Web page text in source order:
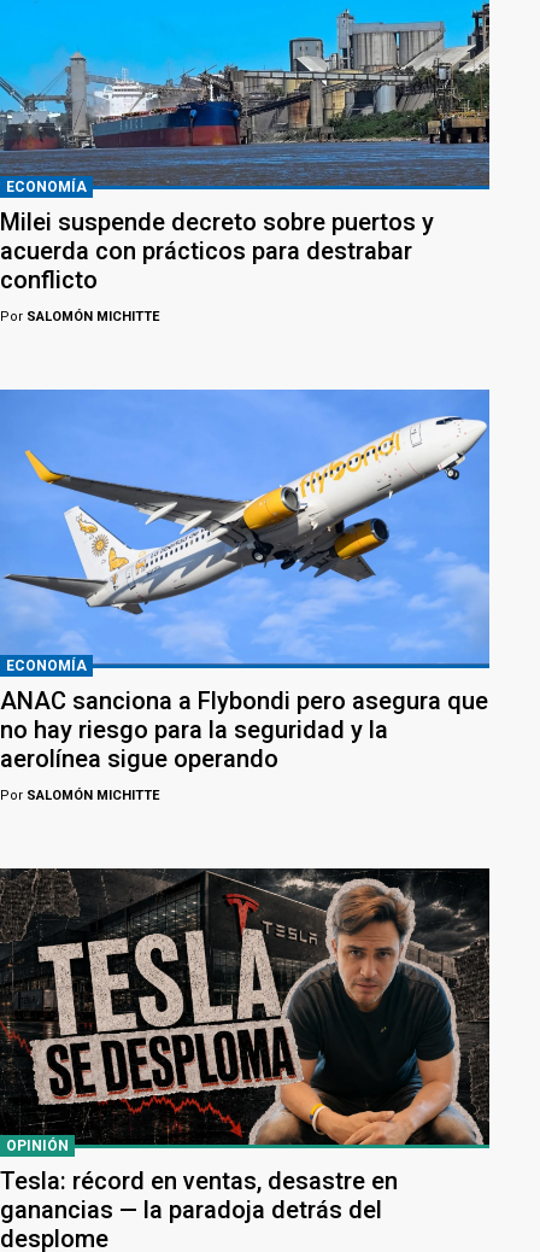
ECONOMÍA
Milei suspende decreto sobre puertos y
acuerda con prácticos para destrabar
conflicto
Por SALOMÓN MICHITTE
ECONOMÍA
ANAC sanciona a Flybondi pero asegura que
no hay riesgo para la seguridad y la
aerolínea sigue operando
Por SALOMÓN MICHITTE
OPINIÓN
Tesla: récord en ventas, desastre en
ganancias — la paradoja detrás del
desplome